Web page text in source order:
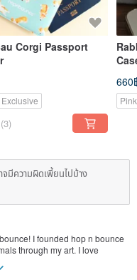
Corgi Passport
(3)
660
จมีความผิดเพี้ยนไปบ้าง
I founded hop n bounce
through my art. I love
furry friends.
furry souls, the artist's